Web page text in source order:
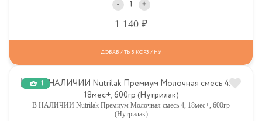
- +
1 140
ДОБАВИТЬ В КОРЗИНУ
1
В НАЛИЧИИ Nutrilak Премиум Молочная смесь 4, 18мес+, 600гр
(Нутрилак)